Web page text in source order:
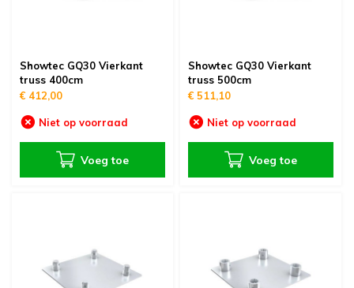
Showtec GQ30 Vierkant
truss 400cm
€ 412,00
Niet op voorraad
Voeg toe
Showtec GQ30 Vierkant
truss 500cm
€ 511,10
Niet op voorraad
Voeg toe